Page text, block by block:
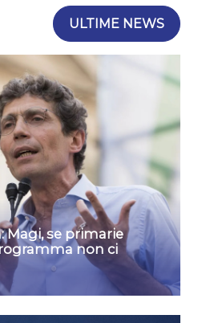
ULTIME NEWS
Magi, se primarie
non ci